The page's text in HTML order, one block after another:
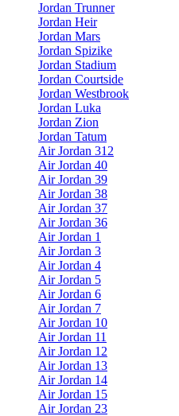
Jordan Trunner
Jordan Heir
Jordan Mars
Jordan Spizike
Jordan Stadium
Jordan Courtside
Jordan Westbrook
Jordan Luka
Jordan Zion
Jordan Tatum
Air Jordan 312
Air Jordan 40
Air Jordan 39
Air Jordan 38
Air Jordan 37
Air Jordan 36
Air Jordan 1
Air Jordan 3
Air Jordan 4
Air Jordan 5
Air Jordan 6
Air Jordan 7
Air Jordan 10
Air Jordan 11
Air Jordan 12
Air Jordan 13
Air Jordan 14
Air Jordan 15
Air Jordan 23